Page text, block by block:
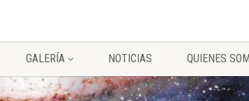
GALERÍA NOTICIAS QUIENES